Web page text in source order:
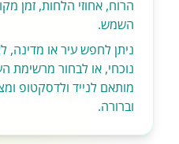
הרוח, אחוזי הלחות, זמן
השמש.
ניתן לחפש עיר או מדינה,
נוכחי, או לבחור מרשימת
מותאם לנייד ולדסקטופ
וברורה.